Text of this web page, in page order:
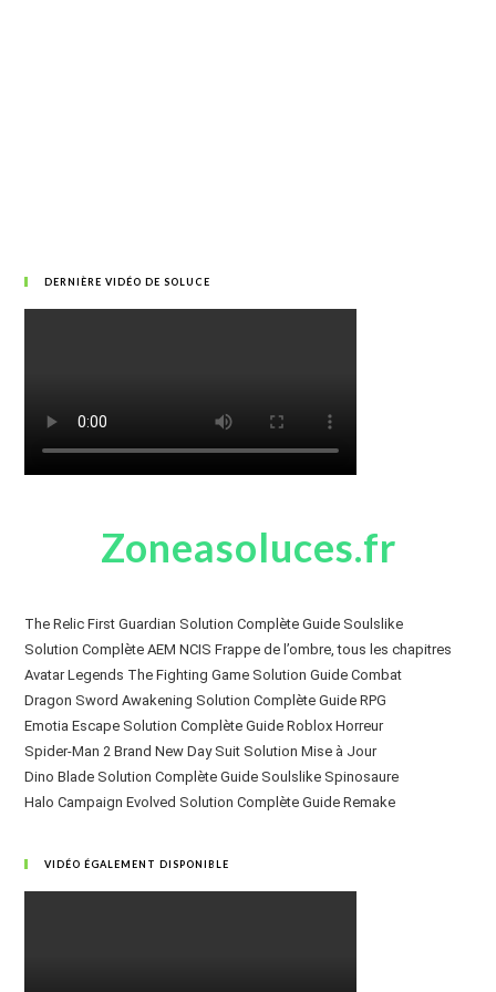
DERNIÈRE VIDÉO DE SOLUCE
Zoneasoluces.fr
The Relic First Guardian Solution Complète Guide Soulslike
Solution Complète AEM NCIS Frappe de l’ombre, tous les chapitres
Avatar Legends The Fighting Game Solution Guide Combat
Dragon Sword Awakening Solution Complète Guide RPG
Emotia Escape Solution Complète Guide Roblox Horreur
Spider-Man 2 Brand New Day Suit Solution Mise à Jour
Dino Blade Solution Complète Guide Soulslike Spinosaure
Halo Campaign Evolved Solution Complète Guide Remake
VIDÉO ÉGALEMENT DISPONIBLE